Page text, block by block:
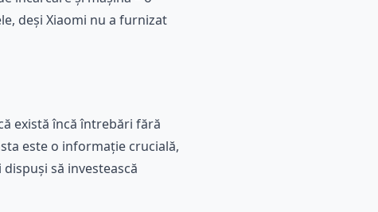
deși Xiaomi nu a furnizat
există încă întrebări fără
este o informație crucială,
să investească